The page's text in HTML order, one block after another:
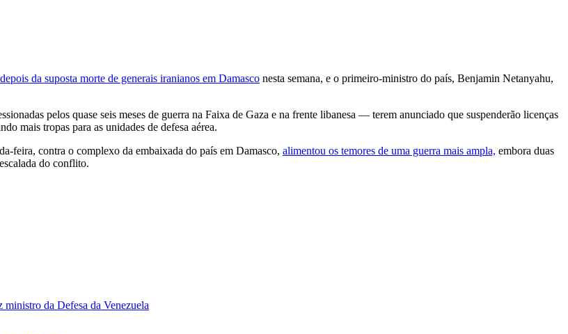
da suposta morte de generais iranianos em Damasco nesta semana, e o primeiro-ministro do país, Benjamin Netanyahu,
pelos quase seis meses de guerra na Faixa de Gaza e na frente libanesa — terem anunciado que suspenderão licenças
mais tropas para as unidades de defesa aérea.
feira, contra o complexo da embaixada do país em Damasco, alimentou os temores de uma guerra mais ampla, embora duas
do conflito.
da Defesa da Venezuela